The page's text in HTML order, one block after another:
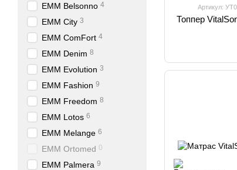
Артикул:
Топпер
EMM Belsonno 4
EMM City 3
EMM ComFort 4
EMM Denim 8
EMM Evolution 3
EMM Fashion 9
EMM Freedom 8
EMM Lotos 6
EMM Melange 6
EMM Ortomed 0
EMM Palmera 9